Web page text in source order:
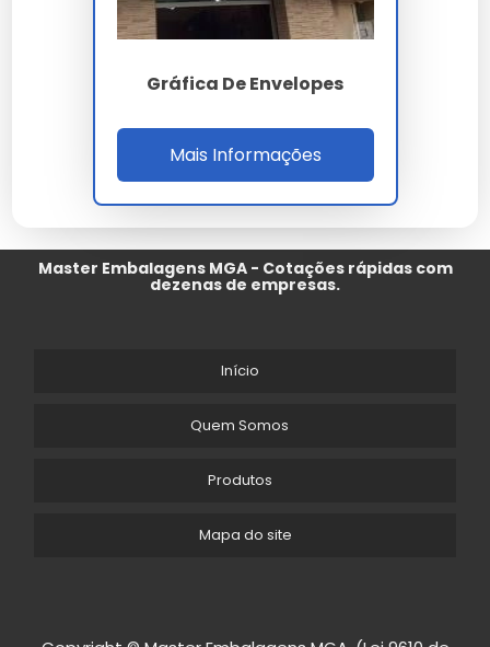
Gráfica De Envelopes
Mais Informações
Master Embalagens MGA - Cotações rápidas com
dezenas de empresas.
Início
Quem Somos
Produtos
Mapa do site